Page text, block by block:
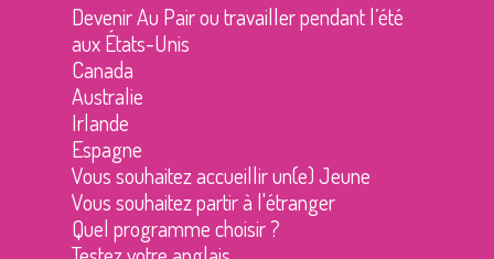
Devenir Au Pair ou travailler pendant l’été
aux États-Unis
Canada
Australie
Irlande
Espagne
Vous souhaitez accueillir un(e) Jeune
Vous souhaitez partir à l'étranger
Quel programme choisir ?